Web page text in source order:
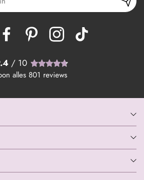
/ 10
alles 801 reviews